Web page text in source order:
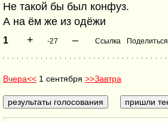
Не такой бы был конфуз.
А на ём же из одёжи
1 + -27 – Ссылка Поделиться
Вчера<< 1 сентября >>Завтра